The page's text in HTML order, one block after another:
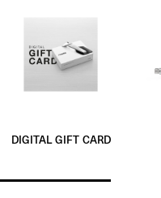
DIGITAL GIFT CARD